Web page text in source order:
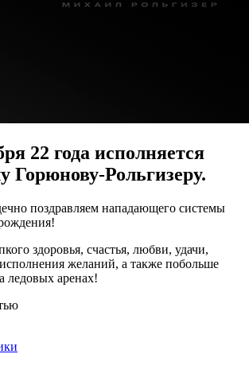
22 года исполняется
Горюнову-Рольгизеру.
поздравляем нападающего системы
здоровья, счастья, любви, удачи,
желаний, а также побольше
ледовых аренах!